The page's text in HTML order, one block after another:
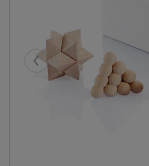
Eelmised